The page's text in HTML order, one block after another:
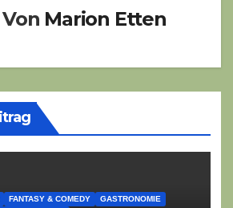
Von Marion Etten
FANTASY & COMEDY
GASTRONOMIE